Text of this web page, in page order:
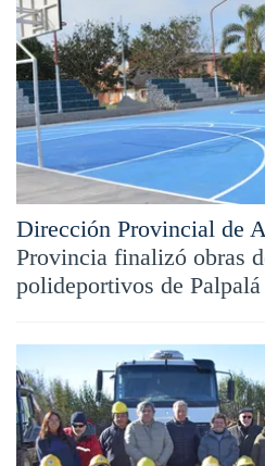
Dirección Provincial de
Provincia finalizó obras
polideportivos de